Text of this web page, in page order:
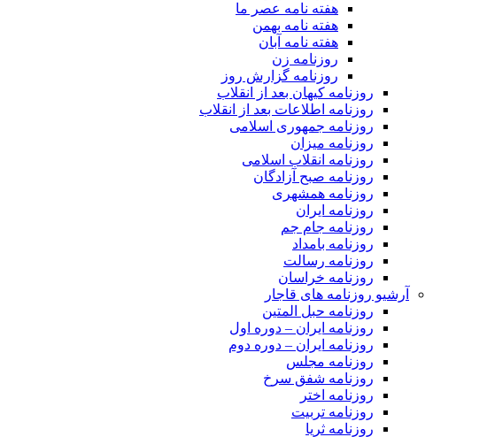
هفته نامه عصر ما
هفته نامه بهمن
هفته نامه آبان
روزنامه زن
روزنامه گزارش روز
روزنامه کیهان بعد از انقلاب
روزنامه اطلاعات بعد از انقلاب
روزنامه جمهوری اسلامی
روزنامه میزان
روزنامه انقلاب اسلامی
روزنامه صبح آزادگان
روزنامه همشهری
روزنامه ایران
روزنامه جام جم
روزنامه بامداد
روزنامه رسالت
روزنامه خراسان
آرشیو روزنامه های قاجار
روزنامه حبل المتین
روزنامه ایران – دوره اول
روزنامه ایران – دوره دوم
روزنامه مجلس
روزنامه شفق سرخ
روزنامه اختر
روزنامه تربیت
روزنامه ثریا